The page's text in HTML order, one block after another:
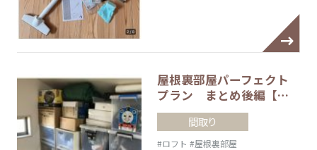
屋根裏部屋パーフェクト
プラン まとめ後編【…
間取り
#ロフト #屋根裏部屋